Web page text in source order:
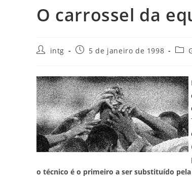
O carrossel da
intg 5 de janeiro de 1998
o técnico é o primeiro a ser substituído